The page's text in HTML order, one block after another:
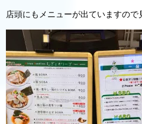
店頭にもメニューが出ていますので